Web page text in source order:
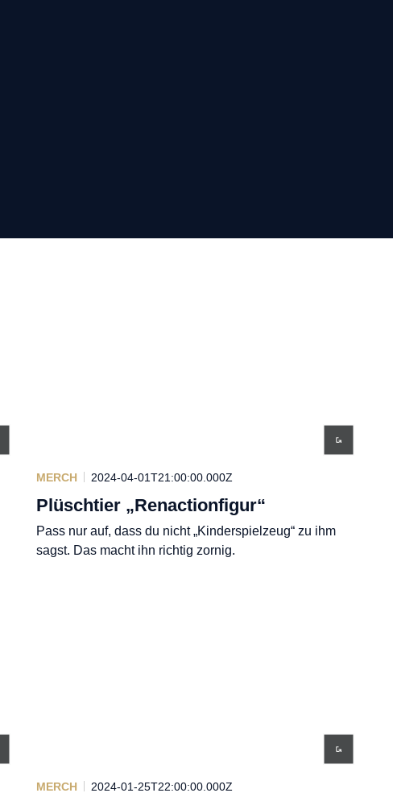
MERCH 2024-04-01T21:00:00.000Z
Plüschtier „Renactionfigur“
Pass nur auf, dass du nicht „Kinderspielzeug“ zu ihm
sagst. Das macht ihn richtig zornig.
MERCH 2024-01-25T22:00:00.000Z